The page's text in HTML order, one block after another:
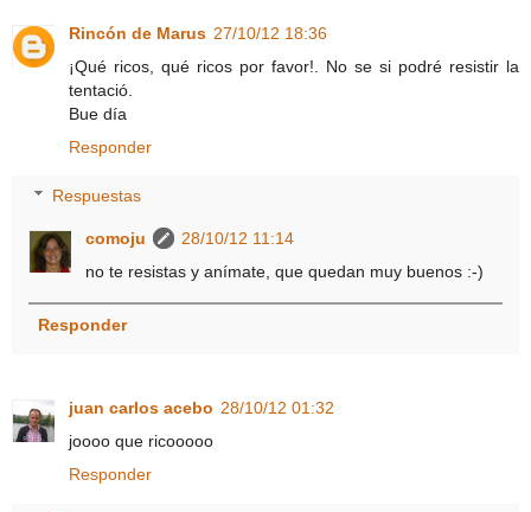
Rincón de Marus 27/10/12 18:36
¡Qué ricos, qué ricos por favor!. No se si podré resistir la
tentació.
Bue día
Responder
Respuestas
comoju
28/10/12 11:14
no te resistas y anímate, que quedan muy buenos :-)
Responder
juan carlos acebo 28/10/12 01:32
joooo que ricooooo
Responder